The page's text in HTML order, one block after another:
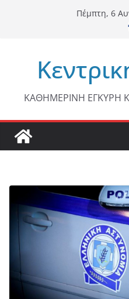
Πέμπτη, 6
ΚΑΘΗΜΕΡΙΝΗ ΕΓΚΥΡΗ